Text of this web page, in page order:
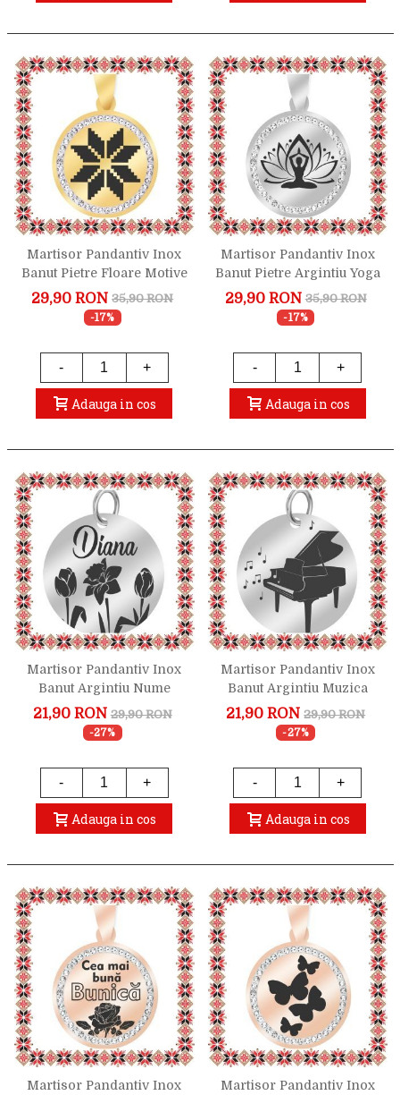
Martisor Pandantiv Inox
Banut Pietre Floare Motive
Traditionale Auriu
29,90 RON 35,90 RON
-17%
- +
Adauga in cos
Martisor Pandantiv Inox
Banut Pietre Argintiu Yoga
Lotus
29,90 RON 35,90 RON
-17%
- +
Adauga in cos
Martisor Pandantiv Inox
Banut Argintiu Nume
Diana
21,90 RON 29,90 RON
-27%
- +
Adauga in cos
Martisor Pandantiv Inox
Banut Argintiu Muzica
Pian
21,90 RON 29,90 RON
-27%
- +
Adauga in cos
Martisor Pandantiv Inox
Martisor Pandantiv Inox